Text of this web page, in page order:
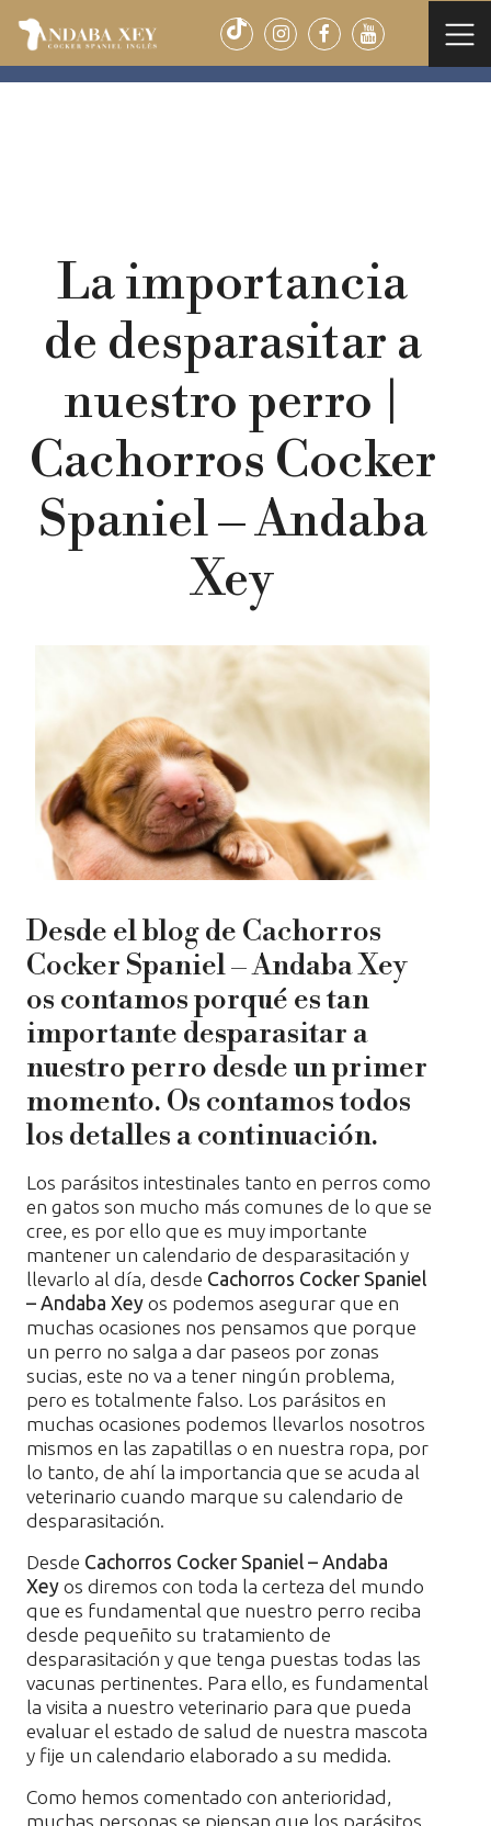
ANDABA XEY NOTICIAS>La importancia de
desparasitar a nuestro perro | Cachorros Cocker
Spaniel – Andaba Xey
La importancia
de desparasitar a
nuestro perro |
Cachorros Cocker
Spaniel – Andaba
Xey
Desde el blog de Cachorros
Cocker Spaniel – Andaba Xey
os contamos porqué es tan
importante desparasitar a
nuestro perro desde un primer
momento. Os contamos todos
los detalles a continuación.
Los parásitos intestinales tanto en perros como
en gatos son mucho más comunes de lo que se
cree, es por ello que es muy importante
mantener un calendario de desparasitación y
llevarlo al día, desde Cachorros Cocker Spaniel
– Andaba Xey os podemos asegurar que en
muchas ocasiones nos pensamos que porque
un perro no salga a dar paseos por zonas
sucias, este no va a tener ningún problema,
pero es totalmente falso. Los parásitos en
muchas ocasiones podemos llevarlos nosotros
mismos en las zapatillas o en nuestra ropa, por
lo tanto, de ahí la importancia que se acuda al
veterinario cuando marque su calendario de
desparasitación.
Desde Cachorros Cocker Spaniel – Andaba
Xey os diremos con toda la certeza del mundo
que es fundamental que nuestro perro reciba
desde pequeñito su tratamiento de
desparasitación y que tenga puestas todas las
vacunas pertinentes. Para ello, es fundamental
la visita a nuestro veterinario para que pueda
evaluar el estado de salud de nuestra mascota
y fije un calendario elaborado a su medida.
Como hemos comentado con anterioridad,
muchas personas se piensan que los parásitos